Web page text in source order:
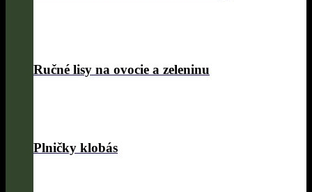
Ručné lisy na ovocie a zeleninu
Plničky klobás